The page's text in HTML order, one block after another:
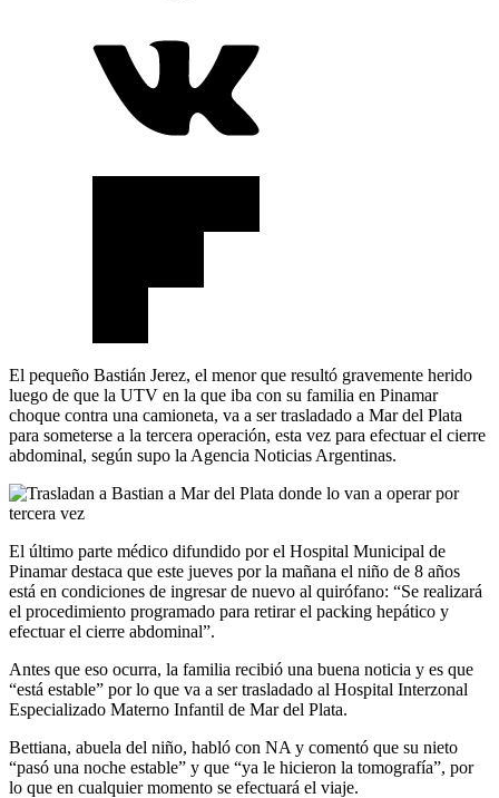
El pequeño Bastián Jerez, el menor que resultó gravemente herido
luego de que la UTV en la que iba con su familia en Pinamar
choque contra una camioneta, va a ser trasladado a Mar del Plata
para someterse a la tercera operación, esta vez para efectuar el cierre
abdominal, según supo la Agencia Noticias Argentinas.
El último parte médico difundido por el Hospital Municipal de
Pinamar destaca que este jueves por la mañana el niño de 8 años
está en condiciones de ingresar de nuevo al quirófano: “Se realizará
el procedimiento programado para retirar el packing hepático y
efectuar el cierre abdominal”.
Antes que eso ocurra, la familia recibió una buena noticia y es que
“está estable” por lo que va a ser trasladado al Hospital Interzonal
Especializado Materno Infantil de Mar del Plata.
Bettiana, abuela del niño, habló con NA y comentó que su nieto
“pasó una noche estable” y que “ya le hicieron la tomografía”, por
lo que en cualquier momento se efectuará el viaje.